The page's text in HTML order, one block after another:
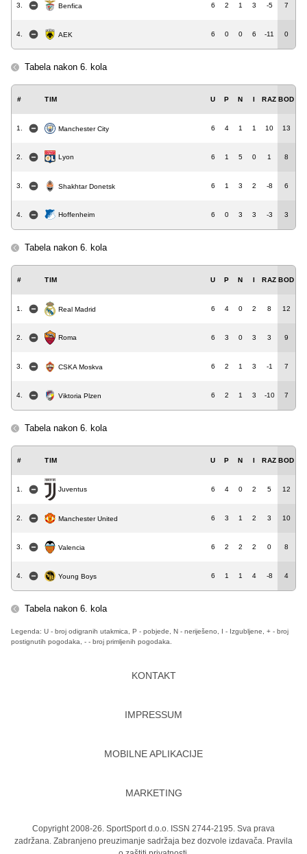
3. Benfica 6 2 1 3 -5 7
4. AEK 6 0 0 6 -11 0
Tabela nakon 6. kola
# TIM U P N I RAZ BOD
1. Manchester City 6 4 1 1 10 13
2. Lyon 6 1 5 0 1 8
3. Shakhtar Donetsk 6 1 3 2 -8 6
4. Hoffenheim 6 0 3 3 -3 3
Tabela nakon 6. kola
# TIM U P N I RAZ BOD
1. Real Madrid 6 4 0 2 8 12
2. Roma 6 3 0 3 3 9
3. CSKA Moskva 6 2 1 3 -1 7
4. Viktoria Plzen 6 2 1 3 -10 7
Tabela nakon 6. kola
# TIM U P N I RAZ BOD
1. Juventus 6 4 0 2 5 12
2. Manchester United 6 3 1 2 3 10
3. Valencia 6 2 2 2 0 8
4. Young Boys 6 1 1 4 -8 4
Tabela nakon 6. kola
Legenda: U - broj odigranih utakmica, P - pobjede, N - neriješeno, I - Izgubljene, + - broj
postignutih pogodaka, - - broj primljenih pogodaka.
KONTAKT
IMPRESSUM
MOBILNE APLIKACIJE
MARKETING
Copyright 2008-26. SportSport d.o.o. ISSN 2744-2195. Sva prava
zadržana. Zabranjeno preuzimanje sadržaja bez dozvole izdavača. Pravila